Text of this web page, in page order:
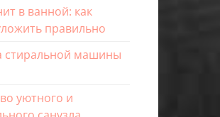
в ванной: как
правильно
стиральной машины
уютного и